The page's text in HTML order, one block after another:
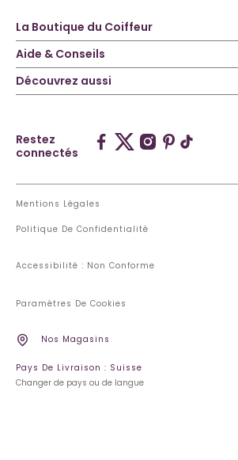
La Boutique du Coiffeur
Aide & Conseils
Découvrez aussi
Restez
connectés
Mentions Légales
Politique De Confidentialité
Accessibilité : Non Conforme
Paramètres De Cookies
Nos Magasins
Pays De Livraison : Suisse
Changer de pays ou de langue